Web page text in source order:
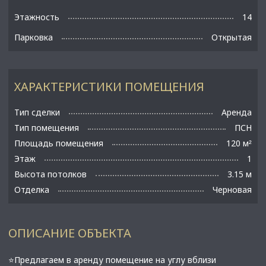
ХАРАКТЕРИСТИКИ ПОМЕЩЕНИЯ
Тип сделки
Аренда
Тип помещения
ПСН
Площадь помещения
120 м²
Этаж
1
Высота потолков
3.15 м
Отделка
Черновая
Этажность
14
Парковка
Открытая
ОПИСАНИЕ ОБЪЕКТА
⭐Предлагаем в аренду помещение на углу вблизи